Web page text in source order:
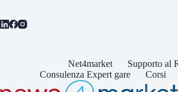
Net4market
Supporto al
Consulenza Expert gare
Corsi